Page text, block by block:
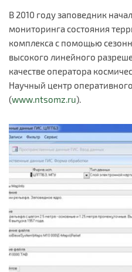
В 2010 году заповедник
мониторинга состояния
комплекса с помощью
высокого линейного
качестве оператора
Научный центр
(www.ntsomz.ru).